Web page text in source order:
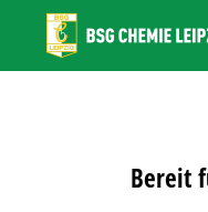
main
Bereit